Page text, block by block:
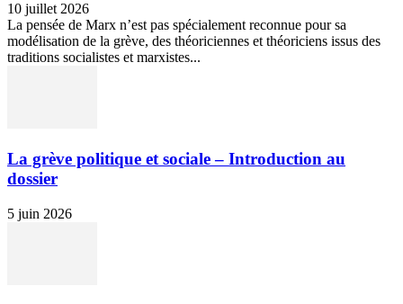
10 juillet 2026
La pensée de Marx n’est pas spécialement reconnue pour sa
modélisation de la grève, des théoriciennes et théoriciens issus des
traditions socialistes et marxistes...
La grève politique et sociale – Introduction au
dossier
5 juin 2026